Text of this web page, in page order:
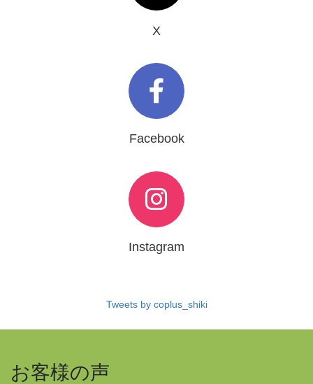
X
Facebook
Instagram
Tweets by coplus_shiki
お客様の声